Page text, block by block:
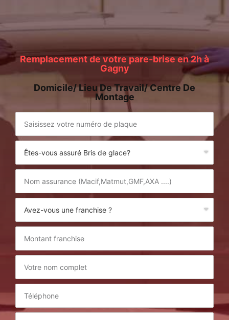
Remplacement de votre pare-brise en 2h à
Gagny
Domicile/ Lieu De Travail/ Centre De
Montage